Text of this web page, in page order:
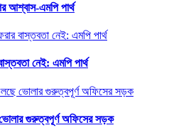
আশ্বাস-এমপি পার্থ
নেই: এমপি পার্থ
গুরুত্বপূর্ণ অফিসের সড়ক